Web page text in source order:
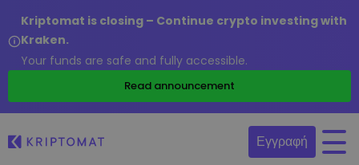
Kriptomat is closing – Continue crypto investing with
Kraken.
Your funds are safe and fully accessible.
Read announcement
Εγγραφή